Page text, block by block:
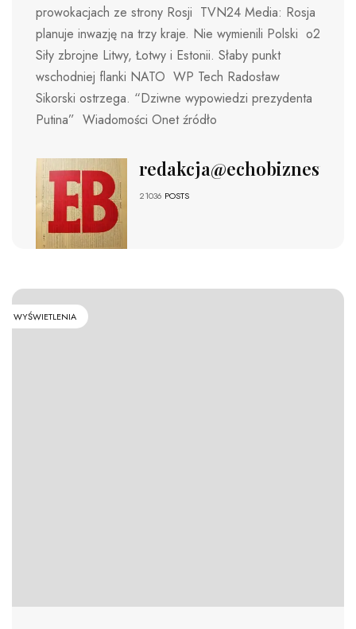
prowokacjach ze strony Rosji TVN24 Media: Rosja
planuje inwazję na trzy kraje. Nie wymienili Polski o2
Siły zbrojne Litwy, Łotwy i Estonii. Słaby punkt
wschodniej flanki NATO WP Tech Radosław
Sikorski ostrzega. “Dziwne wypowiedzi prezydenta
Putina” Wiadomości Onet źródło
redakcja@echobiznesu.pl
21036 POSTS
WYŚWIETLENIA